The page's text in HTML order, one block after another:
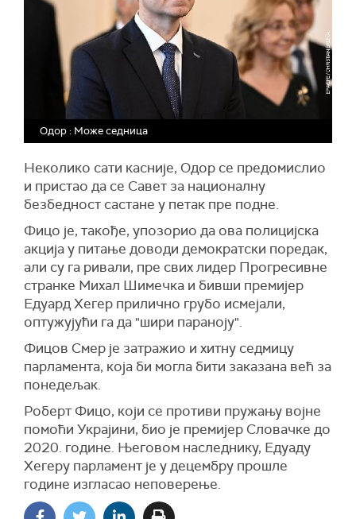
Одор : Може седница
Неколико сати касније, Одор се предомислио
и пристао да се Савет за националну
безбедност састане у петак пре подне.
Фицо је, такође, упозорио да ова полицијска
акција у питање доводи демократски поредак,
али су га ривали, пре свих лидер Прогресивне
странке Михал Шимечка и бивши премијер
Едуард Хегер прилично грубо исмејали,
оптужујући га да "шири параноју".
Фицов Смер је затражио и хитну седмицу
парламента, која би могла бити заказана већ за
понедељак.
Роберт Фицо, који се противи пружању војне
помоћи Украјини, био је премијер Словачке до
2020. године. Његовом наследнику, Едуаду
Хегеру парламент је у децембру прошле
године изгласао неповерење.